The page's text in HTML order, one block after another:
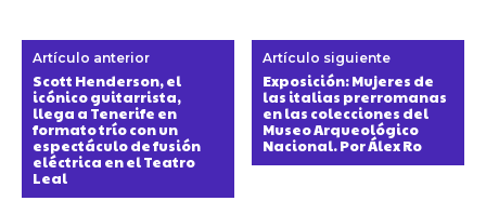
Artículo anterior
Scott Henderson, el
icónico guitarrista,
llega a Tenerife en
formato trío con un
espectáculo de fusión
eléctrica en el Teatro
Leal
Artículo siguiente
Exposición: Mujeres de
las italias prerromanas
en las colecciones del
Museo Arqueológico
Nacional. Por Álex Ro